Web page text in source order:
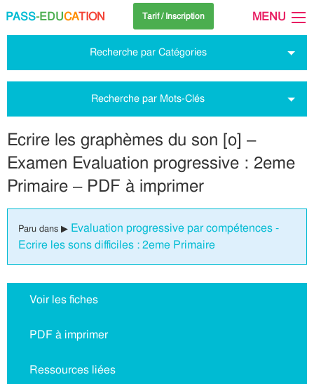
PASS-EDUCATION Tarif / Inscription MENU
Recherche par Catégories
Recherche par Mots-Clés
Ecrire les graphèmes du son [o] –
Examen Evaluation progressive : 2eme
Primaire – PDF à imprimer
Paru dans ▶ Evaluation progressive par compétences -
Ecrire les sons difficiles : 2eme Primaire
Voir les fiches
PDF à imprimer
Ressources liées